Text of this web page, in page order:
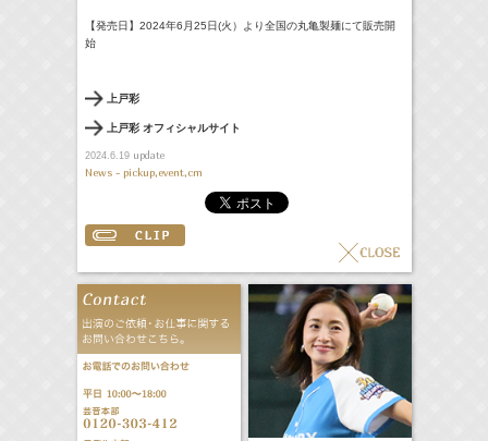
【発売日】2024年6月25日(火）
より全国の丸亀製麺にて販売開
始
上戸彩
上戸彩 オフィシャルサイト
2024.6.19update
News - pickup,event,cm